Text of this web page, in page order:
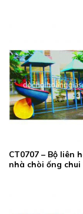
CT0707 – Bộ liên
nhà chòi ống chui